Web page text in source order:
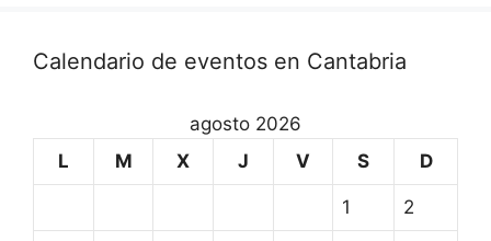
Calendario de eventos en Cantabria
agosto 2026
L
M X J V S D
1 2